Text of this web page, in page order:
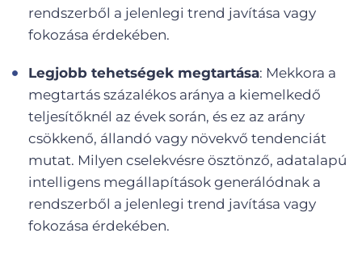
rendszerből a jelenlegi trend javítása vagy
fokozása érdekében.
Legjobb tehetségek megtartása: Mekkora a
megtartás százalékos aránya a kiemelkedő
teljesítőknél az évek során, és ez az arány
csökkenő, állandó vagy növekvő tendenciát
mutat. Milyen cselekvésre ösztönző, adatalapú
intelligens megállapítások generálódnak a
rendszerből a jelenlegi trend javítása vagy
fokozása érdekében.